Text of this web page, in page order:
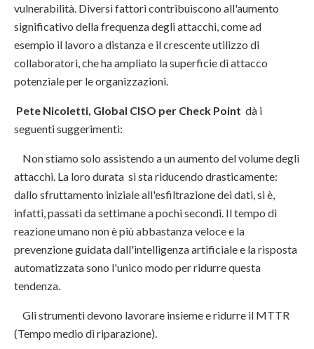
vulnerabilità. Diversi fattori contribuiscono all'aumento
significativo della frequenza degli attacchi, come ad
esempio il lavoro a distanza e il crescente utilizzo di
collaboratori, che ha ampliato la superficie di attacco
potenziale per le organizzazioni.
Pete Nicoletti, Global CISO per Check Point dà i
seguenti suggerimenti:
Non stiamo solo assistendo a un aumento del volume degli
attacchi. La loro durata si sta riducendo drasticamente:
dallo sfruttamento iniziale all'esfiltrazione dei dati, si è,
infatti, passati da settimane a pochi secondi. Il tempo di
reazione umano non è più abbastanza veloce e la
prevenzione guidata dall'intelligenza artificiale e la risposta
automatizzata sono l'unico modo per ridurre questa
tendenza.
Gli strumenti devono lavorare insieme e ridurre il MTTR
(Tempo medio di riparazione).